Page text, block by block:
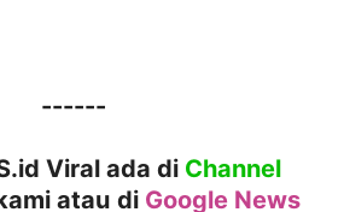
------
Viral ada di Channel
atau di Google News